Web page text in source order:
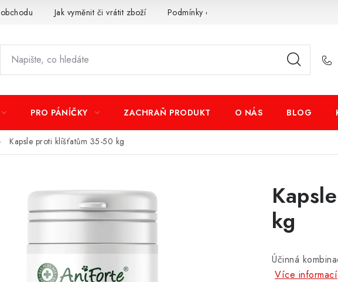
Jak vyměnit či vrátit zboží Podmínky ochrany osobních údajů
PRO PÁNÍČKY ZACHRAŇ PRODUKT O NÁS BLOG
Kapsle proti klíšťatům 35-50 kg
kg
Účinná
Více informací